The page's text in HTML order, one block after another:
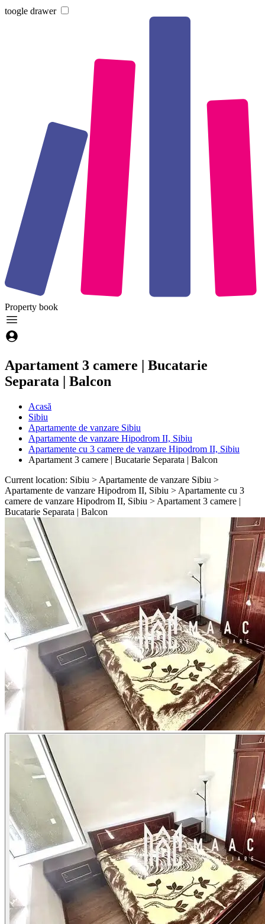
toogle drawer
Property book
Apartament 3 camere | Bucatarie
Separata | Balcon
Acasă
Sibiu
Apartamente de vanzare Sibiu
Apartamente de vanzare Hipodrom II, Sibiu
Apartamente cu 3 camere de vanzare Hipodrom II, Sibiu
Apartament 3 camere | Bucatarie Separata | Balcon
Current location: Sibiu > Apartamente de vanzare Sibiu >
Apartamente de vanzare Hipodrom II, Sibiu > Apartamente cu 3
camere de vanzare Hipodrom II, Sibiu > Apartament 3 camere |
Bucatarie Separata | Balcon